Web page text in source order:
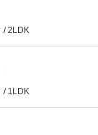
/ 2LDK
/ 1LDK